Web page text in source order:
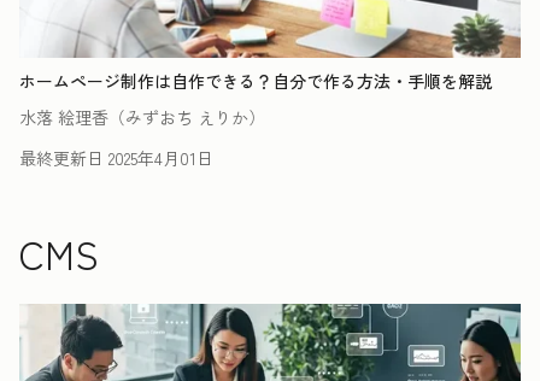
ホームページ制作は自作できる？自分で作る方法・手順を解説
水落 絵理香（みずおち えりか）
最終更新日 2025年4月01日
CMS